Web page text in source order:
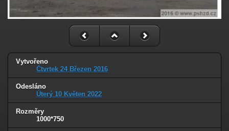
Vytvořeno
Čtvrtek 24 Březen 2016
Odesláno
Úterý 10 Květen 2022
Rozměry
1000*750